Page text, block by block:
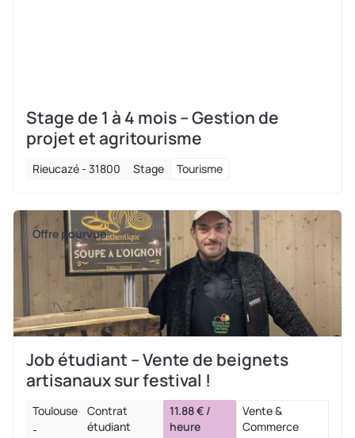
Stage de 1 à 4 mois – Gestion de
projet et agritourisme
Rieucazé - 31800 Stage Tourisme
Offre pourvue
Job étudiant – Vente de beignets
artisanaux sur festival !
Toulouse
-
Contrat
étudiant
11.88 € /
heure
Vente &
Commerce